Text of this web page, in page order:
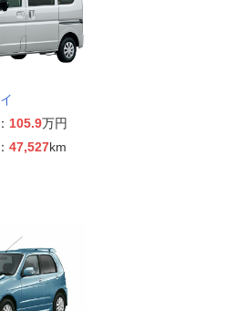
105.9万円
47,527km